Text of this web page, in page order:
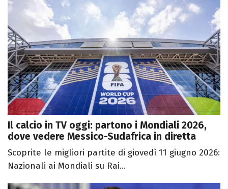
Il calcio in TV oggi: partono i Mondiali 2026,
dove vedere Messico-Sudafrica in diretta
Scoprite le migliori partite di giovedì 11 giugno 2026:
Nazionali ai Mondiali su Rai...